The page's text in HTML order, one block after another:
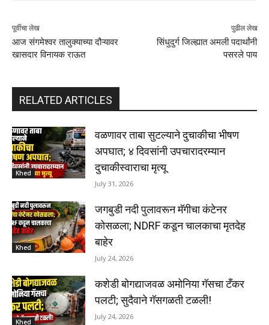
पूर्वीचा लेख
आज संगमेश्वर तालुक्याच्या दौऱ्यावर
खासदार विनायक राऊत
पुढील लेख
सिंधुदुर्ग जिल्ह्यात अमली पदार्थांनी
पसरले पाय
RELATED ARTICLES
Khed
वळणावर ताबा सुटल्याने दुचाकीचा भीषण
अपघात; ४ दिवसांनी उपचारादरम्यान
दुचाकीस्वाराचा मृत्यू
July 31, 2026
Khed
जगबुडी नदी पुलावरून मॅगीचा कंटेनर
कोसळला; NDRF कडून चालकाचा मृतदेह
बाहेर
July 24, 2026
Khed
कशेडी बोगद्याजवळ अमोनिया गॅसचा टँकर
पलटी; सुदैवाने गॅसगळती टळली!
July 24, 2026